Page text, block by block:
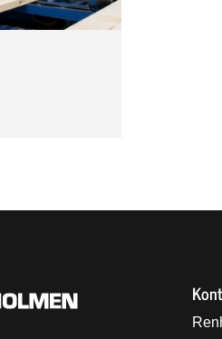
Renholmens logo